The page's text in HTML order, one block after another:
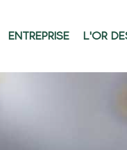
ENTREPRISE L'OR